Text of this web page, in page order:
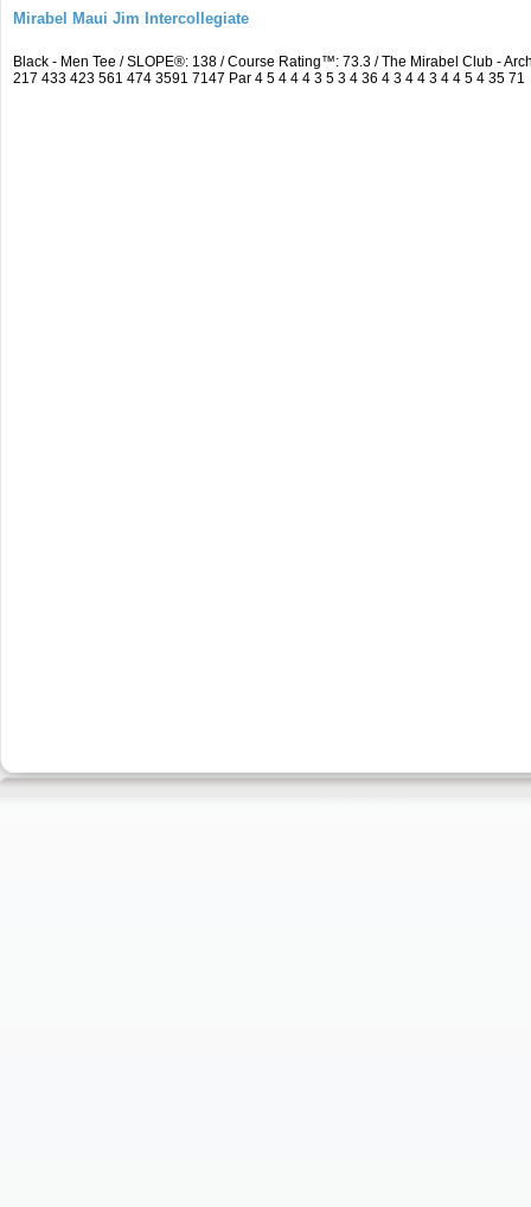
Mirabel Maui Jim Intercollegiate
Black - Men Tee / SLOPE®: 138 / Course Rating™: 73.3 / The Mirabel Club -
217 433 423 561 474 3591 7147 Par 4 5 4 4 4 3 5 3 4 36 4 3 4 4 3 4 4 5 4 35 71